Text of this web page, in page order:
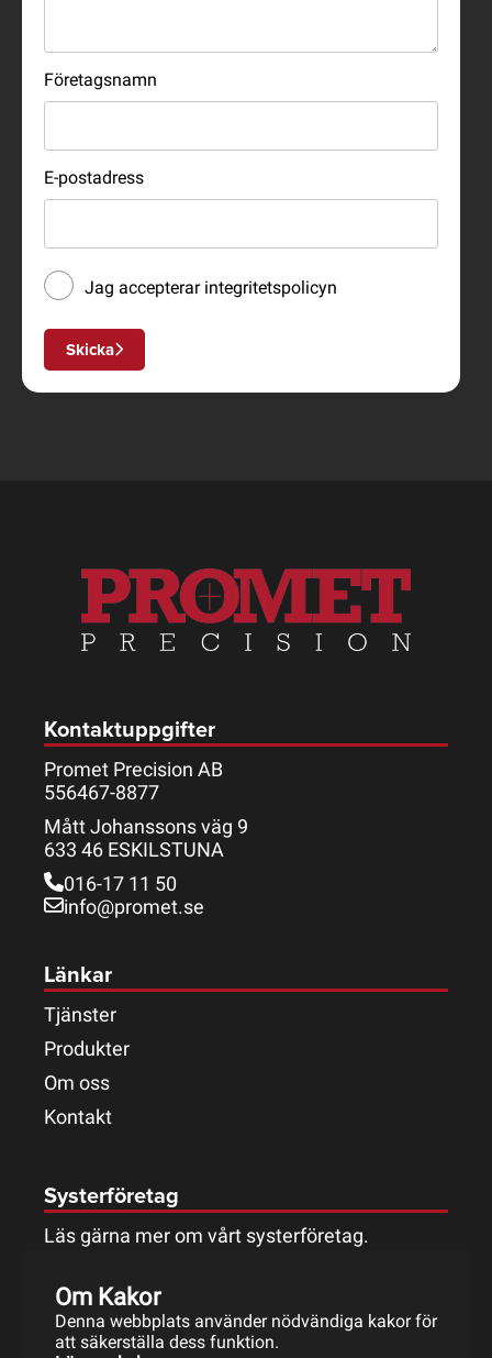
Företagsnamn
E-postadress
Jag accepterar integritetspolicyn
Skicka
Kontaktuppgifter
Promet Precision AB
556467-8877
Mått Johanssons väg 9
633 46 ESKILSTUNA
016-17 11 50
info@promet.se
Länkar
Tjänster
Produkter
Om oss
Kontakt
Systerföretag
Läs gärna mer om vårt systerföretag.
Om Kakor
Denna webbplats använder nödvändiga kakor för
att säkerställa dess funktion.